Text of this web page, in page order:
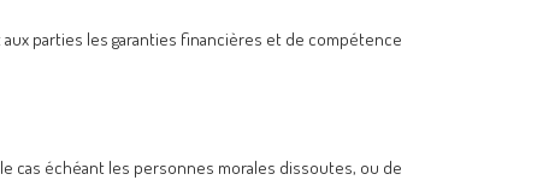
parties les garanties financières et de compétence
cas échéant les personnes morales dissoutes, ou de